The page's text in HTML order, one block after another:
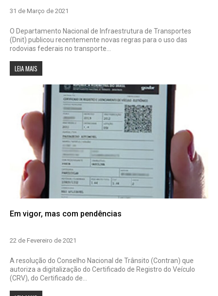
31 de Março de 2021
O Departamento Nacional de Infraestrutura de Transportes
(Dnit) publicou recentemente novas regras para o uso das
rodovias federais no transporte...
LEIA MAIS
Em vigor, mas com pendências
22 de Fevereiro de 2021
A resolução do Conselho Nacional de Trânsito (Contran) que
autoriza a digitalização do Certificado de Registro do Veículo
(CRV), do Certificado de...